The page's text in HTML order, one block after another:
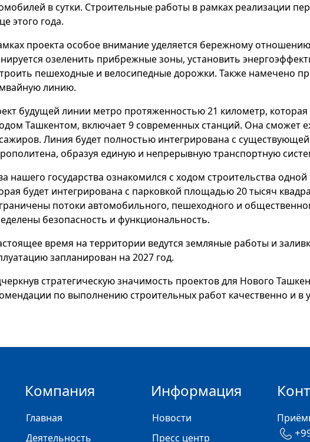
в сутки. Строительные работы в рамках реализации
этого года.
проекта особое внимание уделяется бережному
озеленить прибрежные зоны, установить
пешеходные и велосипедные дорожки. Также намечено
линию.
будущей линии метро протяженностью 21 километр,
Ташкентом, включает 9 современных станций. Она сможет
Линия будет полностью интегрирована с
образуя единую и непрерывную транспортную
нашего государства ознакомился с ходом строительства
будет интегрирована с парковкой площадью 20 тысяч
потоки автомобильного, пешеходного и
безопасность и функциональность.
время на территории ведутся земляные работы и
запланирован на 2027 год.
стратегическую значимость проектов для Нового
по выполнению строительных работ качественно и в
Компания
Главная
Деятельность
Информация
Новости
Пресс центр